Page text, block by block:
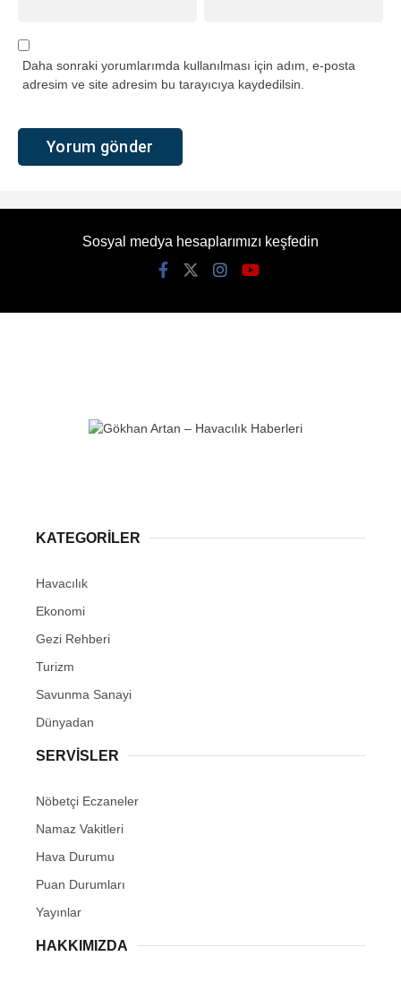
Daha sonraki yorumlarımda kullanılması için adım, e-posta
adresim ve site adresim bu tarayıcıya kaydedilsin.
Sosyal medya hesaplarımızı keşfedin
KATEGORİLER
Havacılık
Ekonomi
Gezi Rehberi
Turizm
Savunma Sanayi
Dünyadan
SERVİSLER
Nöbetçi Eczaneler
Namaz Vakitleri
Hava Durumu
Puan Durumları
Yayınlar
HAKKIMIZDA